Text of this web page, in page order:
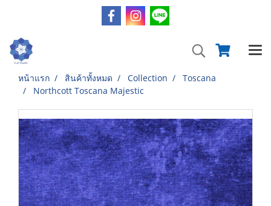
หน้าแรก สินค้าทั้งหมด Collection
Toscana
Northcott Toscana Majestic